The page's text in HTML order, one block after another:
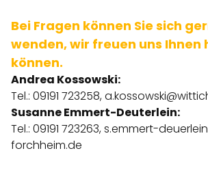
Bei Fragen können Sie sich
wenden, wir freuen uns Ihnen
können.
Andrea Kossowski:
Tel.: 09191 723258,
Susanne Emmert-Deuterlein:
Tel.: 09191 723263,s.emmert-
forchheim.de